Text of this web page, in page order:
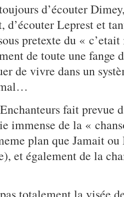
d’écouter
d’écouter Leprest et
pretexte du «
de toute une fange
de vivre dans un
fait prevue
immense de la «
plan que Jamait
et également de la